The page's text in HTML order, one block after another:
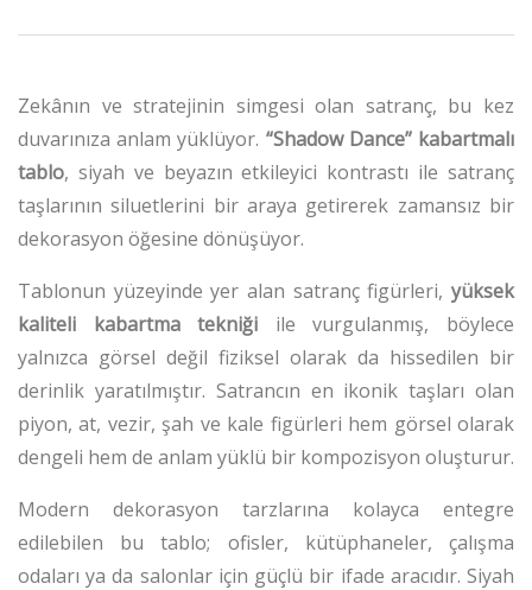
Zekânın ve stratejinin simgesi olan satranç, bu kez
duvarınıza anlam yüklüyor. “Shadow Dance” kabartmalı
tablo, siyah ve beyazın etkileyici kontrastı ile satranç
taşlarının siluetlerini bir araya getirerek zamansız bir
dekorasyon öğesine dönüşüyor.
Tablonun yüzeyinde yer alan satranç figürleri, yüksek
kaliteli kabartma tekniği ile vurgulanmış, böylece
yalnızca görsel değil fiziksel olarak da hissedilen bir
derinlik yaratılmıştır. Satrancın en ikonik taşları olan
piyon, at, vezir, şah ve kale figürleri hem görsel olarak
dengeli hem de anlam yüklü bir kompozisyon oluşturur.
Modern dekorasyon tarzlarına kolayca entegre
edilebilen bu tablo; ofisler, kütüphaneler, çalışma
odaları ya da salonlar için güçlü bir ifade aracıdır. Siyah